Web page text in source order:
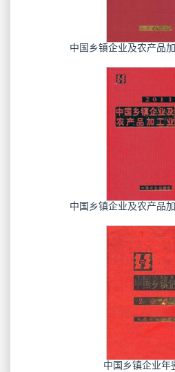
中国乡镇企业及农产品
中国乡镇企业及农产品
中国乡镇企业年